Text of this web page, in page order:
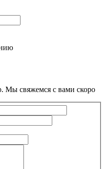
Мы свяжемся с вами скоро